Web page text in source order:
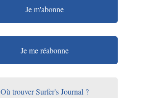
Je m'abonne
Je me réabonne
Où trouver Surfer's Journal ?